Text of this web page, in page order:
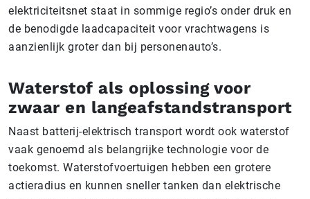
elektriciteitsnet staat in sommige regio’s onder druk en
de benodigde laadcapaciteit voor vrachtwagens is
aanzienlijk groter dan bij personenauto’s.
Waterstof als oplossing voor
zwaar en langeafstandstransport
Naast batterij-elektrisch transport wordt ook waterstof
vaak genoemd als belangrijke technologie voor de
toekomst. Waterstofvoertuigen hebben een grotere
actieradius en kunnen sneller tanken dan elektrische